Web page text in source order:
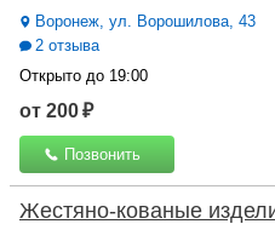
Воронеж, ул. Ворошилова, 43
2 отзыва
Открыто до 19:00
от 200 ₽
Позвонить
Жестяно-кованые